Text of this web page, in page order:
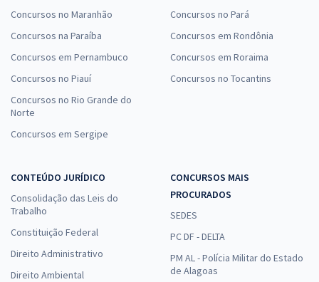
Concursos no Maranhão
Concursos na Paraíba
Concursos em Pernambuco
Concursos no Piauí
Concursos no Rio Grande do
Norte
Concursos em Sergipe
Concursos no Pará
Concursos em Rondônia
Concursos em Roraima
Concursos no Tocantins
CONTEÚDO JURÍDICO
Consolidação das Leis do
Trabalho
Constituição Federal
Direito Administrativo
Direito Ambiental
CONCURSOS MAIS
PROCURADOS
SEDES
PC DF - DELTA
PM AL - Polícia Militar do Estado
de Alagoas